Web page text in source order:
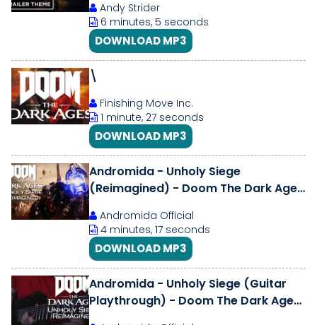
Andy Strider
6 minutes, 5 seconds
DOWNLOAD MP3
\
Finishing Move Inc.
1 minute, 27 seconds
DOWNLOAD MP3
Andromida - Unholy Siege
(Reimagined) - Doom The Dark Ages
Andromida Official
4 minutes, 17 seconds
DOWNLOAD MP3
Andromida - Unholy Siege (Guitar
Playthrough) - Doom The Dark Ages